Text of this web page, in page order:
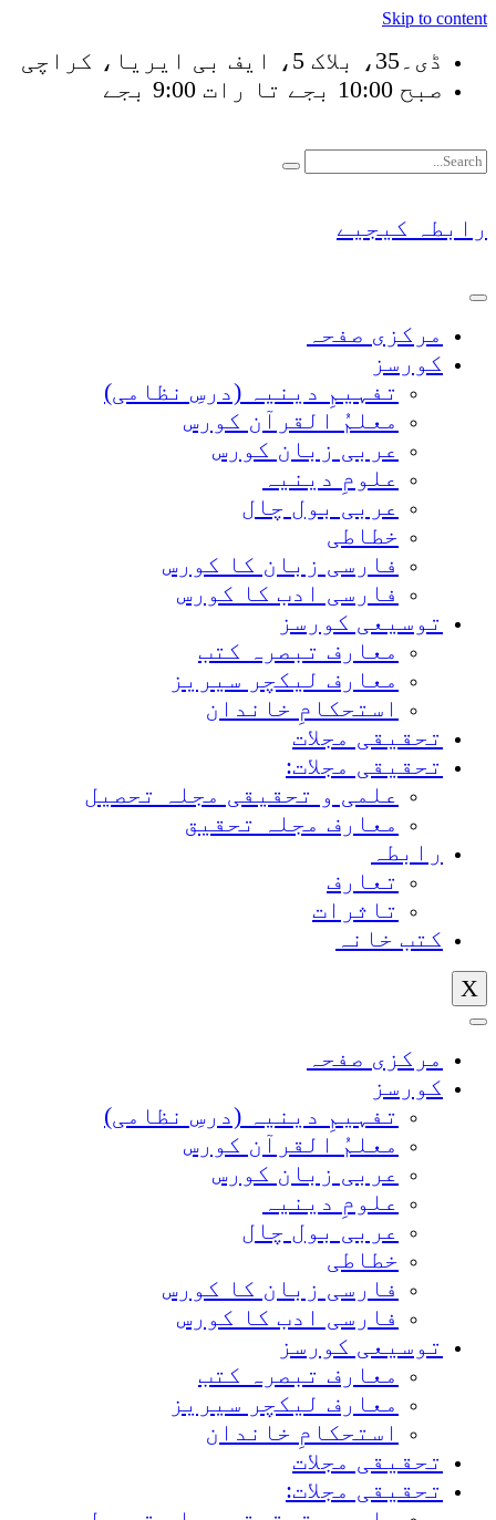
Skip to content
ڈی۔35، بلاک 5، ایف بی ایریا، کراچی
صبح 10:00 بجے تا رات 9:00 بجے
رابطہ کیجیے
مرکزی صفحہ
کورسز
تفہیمِ دینیہ (درسِ نظامی)
معلمُ القرآن کورس
عربی زبان کورس
علومِ دینیہ
عربی بول چال
خطاطی
فارسی زبان کا کورس
فارسی ادب کا کورس
توسیعی کورسز
معارف تبصرہ کتب
معارف لیکچر سیریز
استحکامِ خاندان
تحقیقی مجلات
تحقیقی مجلات:
علمی و تحقیقی مجلہ تحصیل
معارف مجلہ تحقیق
رابطہ
تعارف
تاثرات
کتب خانہ
X
مرکزی صفحہ
کورسز
تفہیمِ دینیہ (درسِ نظامی)
معلمُ القرآن کورس
عربی زبان کورس
علومِ دینیہ
عربی بول چال
خطاطی
فارسی زبان کا کورس
فارسی ادب کا کورس
توسیعی کورسز
معارف تبصرہ کتب
معارف لیکچر سیریز
استحکامِ خاندان
تحقیقی مجلات
تحقیقی مجلات: